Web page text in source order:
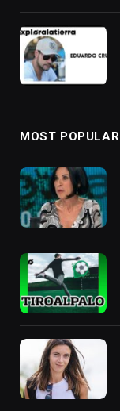
MOST POPULAR